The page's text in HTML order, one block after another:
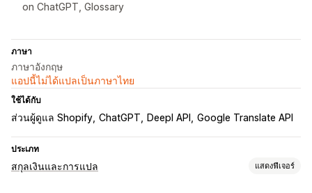
on ChatGPT, Glossary
ภาษา
ภาษาอังกฤษ
แอปนี้ไม่ได้แปลเป็นภาษาไทย
ใช้ได้กับ
ส่วนผู้ดูแล Shopify ChatGPT Deepl API Google Translate API
ประเภท
สกุลเงินและการแปล แสดงฟีเจอร์